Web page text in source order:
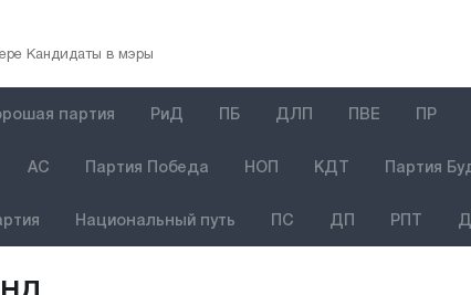
Кандидаты в мэры
партия РиД ПБ ДЛП ПВЕ ПР
АС Партия Победа НОП КДТ Партия
Национальный путь ПС ДП РПТ